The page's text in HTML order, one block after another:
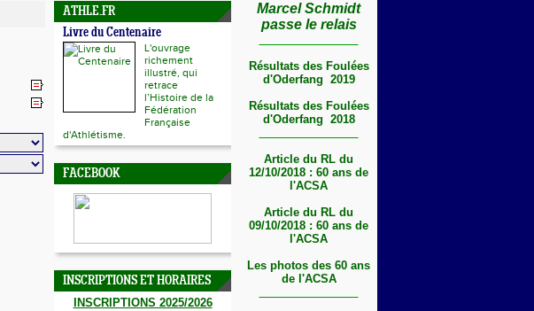
ATHLE.FR
Livre du Centenaire
L'ouvrage
richement
illustré, qui
retrace
l’Histoire de la
Fédération
Française
d'Athlétisme.
FACEBOOK
INSCRIPTIONS ET HORAIRES
INSCRIPTIONS 2025/2026
Marcel Schmidt
passe le relais
Résultats des Foulées
d'Oderfang 2019
Résultats des Foulées
d'Oderfang 2018
Article du RL du
12/10/2018 : 60 ans de
l'ACSA
Article du RL du
09/10/2018 : 60 ans de
l'ACSA
Les photos des 60 ans
de l'ACSA